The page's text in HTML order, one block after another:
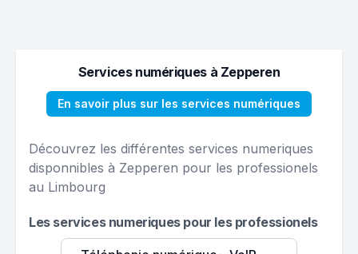
Services numériques à Zepperen
En savoir plus sur les services numériques
Découvrez les différentes services numeriques
disponnibles à Zepperen pour les professionels
au Limbourg
Les services numeriques pour les professionels